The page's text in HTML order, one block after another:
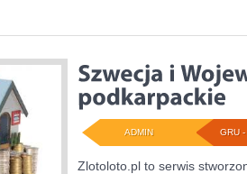
GRU
ADMIN
Zlotoloto.pl to serwis